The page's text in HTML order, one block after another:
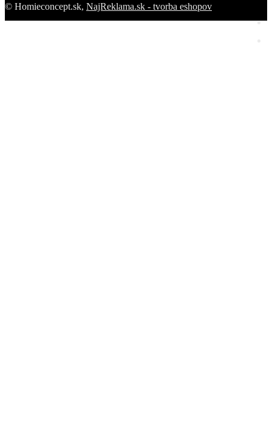
© Homieconcept.sk, NajReklama.sk - tvorba eshopov